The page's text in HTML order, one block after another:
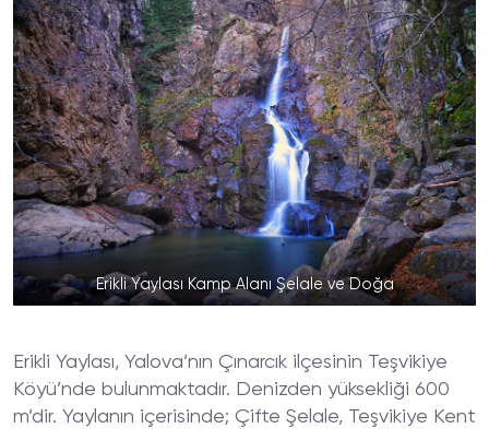
Erikli Yaylası Kamp Alanı Şelale ve Doğa
Erikli Yaylası, Yalova’nın Çınarcık ilçesinin Teşvikiye
Köyü’nde bulunmaktadır. Denizden yüksekliği 600
m’dir. Yaylanın içerisinde; Çifte Şelale, Teşvikiye Kent